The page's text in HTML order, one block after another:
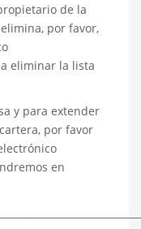
de la
por favor,
eliminar la lista
y para extender
por favor
en